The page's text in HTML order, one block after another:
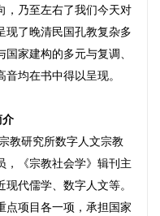
，乃至左右了我们今天对
现了晚清民国孔教复杂多
家建构的多元与复调、
均在书中得以呈现。
介
教研究所数字人文宗教
，《宗教社会学》辑刊主
代儒学、数字人文等。
点项目各一项，承担国家